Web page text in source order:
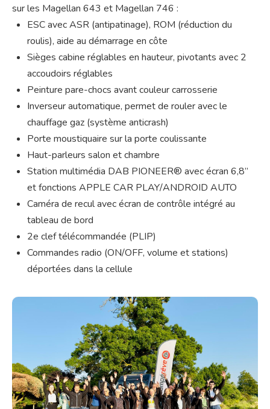
sur les Magellan 643 et Magellan 746 :
ESC avec ASR (antipatinage), ROM (réduction du
roulis), aide au démarrage en côte
Sièges cabine réglables en hauteur, pivotants avec 2
accoudoirs réglables
Peinture pare-chocs avant couleur carrosserie
Inverseur automatique, permet de rouler avec le
chauffage gaz (système anticrash)
Porte moustiquaire sur la porte coulissante
Haut-parleurs salon et chambre
Station multimédia DAB PIONEER® avec écran 6,8”
et fonctions APPLE CAR PLAY/ANDROID AUTO
Caméra de recul avec écran de contrôle intégré au
tableau de bord
2e clef télécommandée (PLIP)
Commandes radio (ON/OFF, volume et stations)
déportées dans la cellule